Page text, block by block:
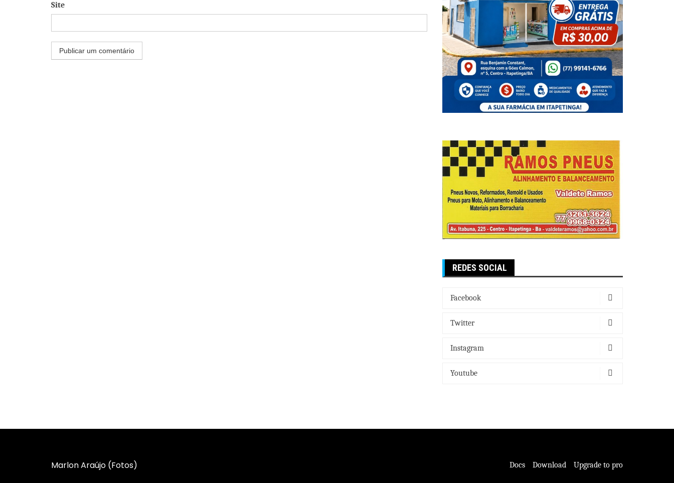
Site
REDES SOCIAL
Facebook
Twitter
Instagram
Youtube
Marlon Araújo (Fotos) Docs Download Upgrade to pro